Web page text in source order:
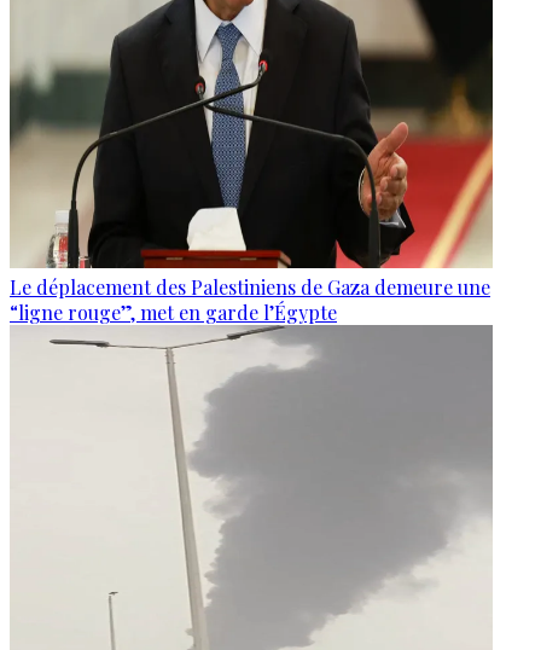
Le déplacement des Palestiniens de Gaza demeure une
“ligne rouge”, met en garde l’Égypte